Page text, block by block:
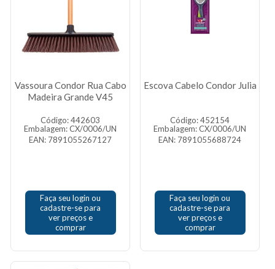
Vassoura Condor Rua Cabo
Madeira Grande V45
Código: 442603
Embalagem: CX/0006/UN
EAN: 7891055267127
Faça seu login ou
cadastre-se para
ver preços e
comprar
Escova Cabelo Condor Julia
Código: 452154
Embalagem: CX/0006/UN
EAN: 7891055688724
Faça seu login ou
cadastre-se para
ver preços e
comprar